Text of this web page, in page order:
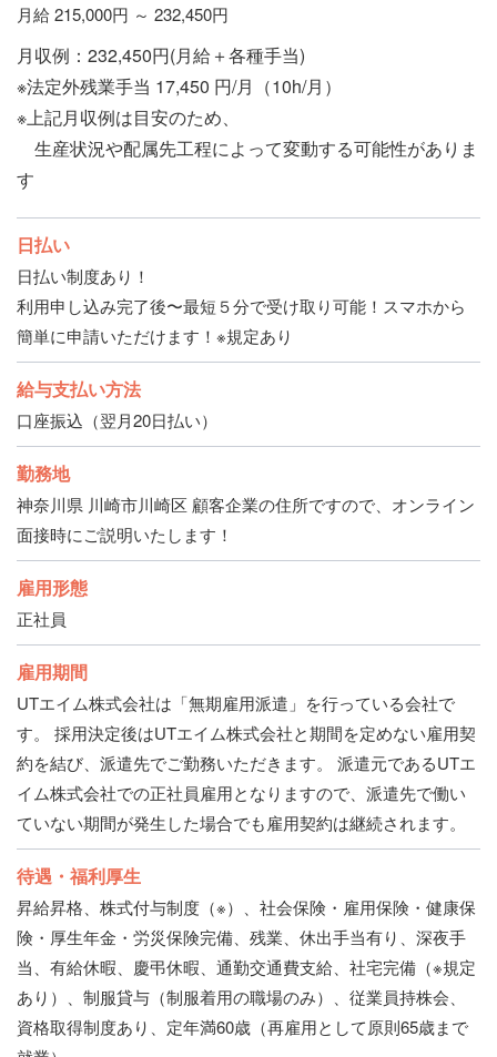
月給 215,000円 ～ 232,450円
月収例：232,450円(月給＋各種手当)
※法定外残業手当 17,450 円/月（10h/月）
※上記月収例は目安のため、
生産状況や配属先工程によって変動する可能性がありま
す
日払い
日払い制度あり！
利用申し込み完了後〜最短５分で受け取り可能！スマホから
簡単に申請いただけます！※規定あり
給与支払い方法
口座振込（翌月20日払い）
勤務地
神奈川県 川崎市川崎区 顧客企業の住所ですので、オンライン
面接時にご説明いたします！
雇用形態
正社員
雇用期間
UTエイム株式会社は「無期雇用派遣」を行っている会社で
す。 採用決定後はUTエイム株式会社と期間を定めない雇用契
約を結び、派遣先でご勤務いただきます。 派遣元であるUTエ
イム株式会社での正社員雇用となりますので、派遣先で働い
ていない期間が発生した場合でも雇用契約は継続されます。
待遇・福利厚生
昇給昇格、株式付与制度（※）、社会保険・雇用保険・健康保
険・厚生年金・労災保険完備、残業、休出手当有り、深夜手
当、有給休暇、慶弔休暇、通勤交通費支給、社宅完備（※規定
あり）、制服貸与（制服着用の職場のみ）、従業員持株会、
資格取得制度あり、定年満60歳（再雇用として原則65歳まで